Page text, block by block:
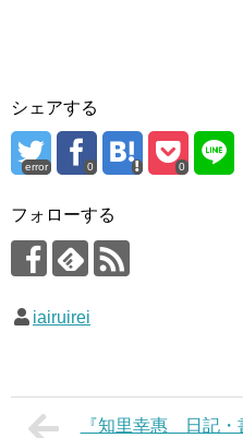
シェアする
error 0 0
フォローする
iairuirei
『知里幸惠 日記・